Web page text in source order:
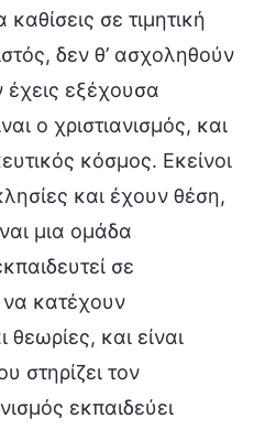
σε τιμητική
δεν θ’ ασχοληθούν
εξέχουσα
ο χριστιανισμός, και
κόσμος. Εκείνοι
και έχουν θέση,
μια ομάδα
σε
να κατέχουν
θεωρίες, και είναι
στηρίζει τον
εκπαιδεύει